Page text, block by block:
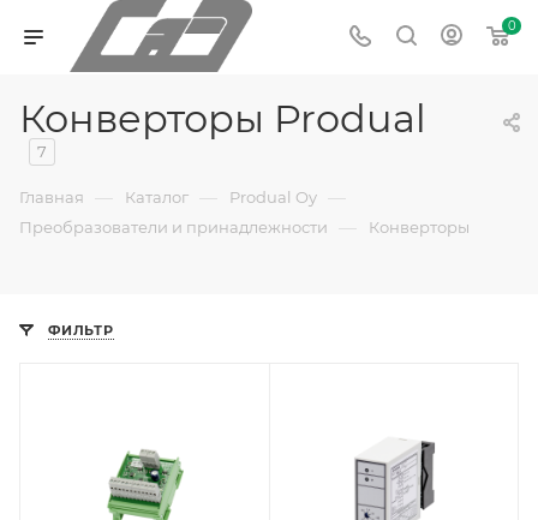
0
Конверторы Produal
7
Главная — Каталог — Produal Oy —
Преобразователи и принадлежности — Конверторы
ФИЛЬТР